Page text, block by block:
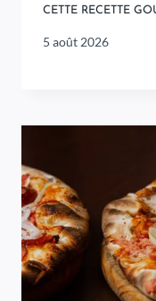
CETTE RECETTE
5 août 2026